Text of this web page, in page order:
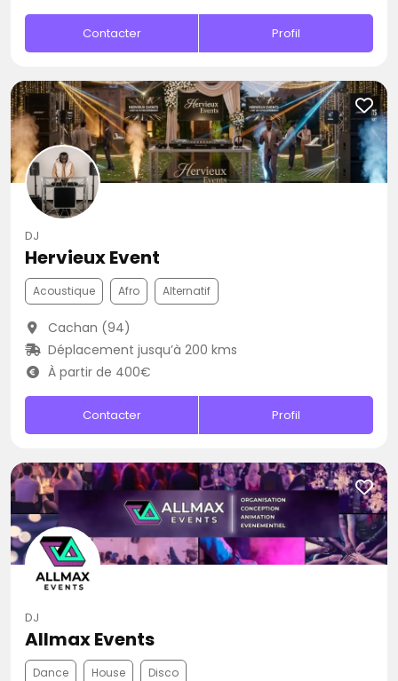
Contacter Profil
DJ
Hervieux Event
Acoustique Afro Alternatif
Cachan (94)
Déplacement jusqu’à 200 kms
À partir de 400€
Contacter Profil
DJ
Allmax Events
Dance House Disco